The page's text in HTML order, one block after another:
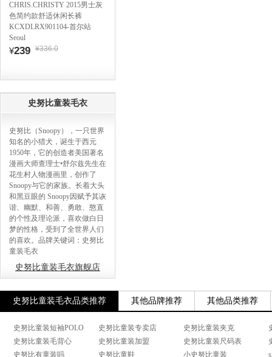
CHRIS.CHRISTY 2015男士灰
色简约款舒适休闲长裤
KCXDLRX901104-首尔站
Seoul
¥239 ¥336.0
史努比童装毛衣
史努比（Snoopy），一只世界
知名的小猎犬，诞生于西元
1950年，它的创造者美国著名
漫画大师查理士•舒尔兹先生在
花生村人物漫画里，创作了
Snoopy与它的家族。长着大头
和黑豆眼的 Snoopy因赋予其诙
谐、幽默、和善、勇敢、憨直
的个性及理论派，喜欢做白日
梦的性格，受到了全世界人们
的喜欢。品牌关键词：史努比
童装毛衣
史努比童装毛衣旗舰店
史努比童装毛衣品类推荐 其他品牌推荐 其他品类推荐
史努比童装短袖POLO 史努比童装专卖店 史努比童装夹克
史努比童装毛背心
史努比童装加盟 史努比童装尺码表
史努比有童装吗
史努比童鞋 小史努比童装